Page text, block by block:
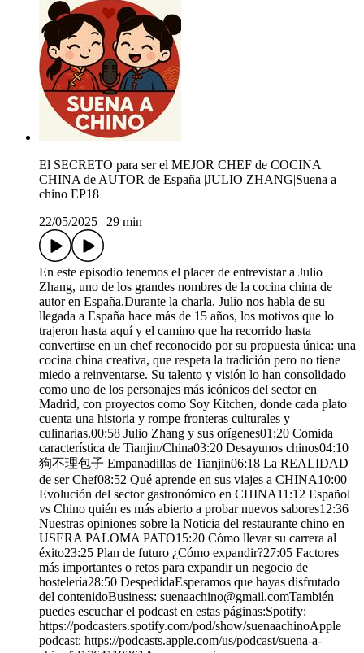
El SECRETO para ser el MEJOR CHEF de COCINA
CHINA de AUTOR de España |JULIO ZHANG|Suena a
chino EP18
22/05/2025
29 min
En este episodio tenemos el placer de entrevistar a Julio
Zhang, uno de los grandes nombres de la cocina china de
autor en España.Durante la charla, Julio nos habla de su
llegada a España hace más de 15 años, los motivos que lo
trajeron hasta aquí y el camino que ha recorrido hasta
convertirse en un chef reconocido por su propuesta única: una
cocina china creativa, que respeta la tradición pero no tiene
miedo a reinventarse. Su talento y visión lo han consolidado
como uno de los personajes más icónicos del sector en
Madrid, con proyectos como Soy Kitchen, donde cada plato
cuenta una historia y rompe fronteras culturales y
culinarias.00:58 Julio Zhang y sus orígenes01:20 Comida
característica de Tianjin/China03:20 Desayunos chinos04:10
狗不理包子 Empanadillas de Tianjin06:18 La REALIDAD
de ser Chef08:52 Qué aprende en sus viajes a CHINA10:00
Evolución del sector gastronómico en CHINA11:12 Español
vs Chino quién es más abierto a probar nuevos sabores12:36
Nuestras opiniones sobre la Noticia del restaurante chino en
USERA PALOMA PATO15:20 Cómo llevar su carrera al
éxito23:25 Plan de futuro ¿Cómo expandir?27:05 Factores
más importantes o retos para expandir un negocio de
hostelería28:50 DespedidaEsperamos que hayas disfrutado
del contenidoBusiness: suenaachino@gmail.comTambién
puedes escuchar el podcast en estas páginas:Spotify:
https://podcasters.spotify.com/pod/show/suenaachinoApple
podcast: https://podcasts.apple.com/us/podcast/suena-a-